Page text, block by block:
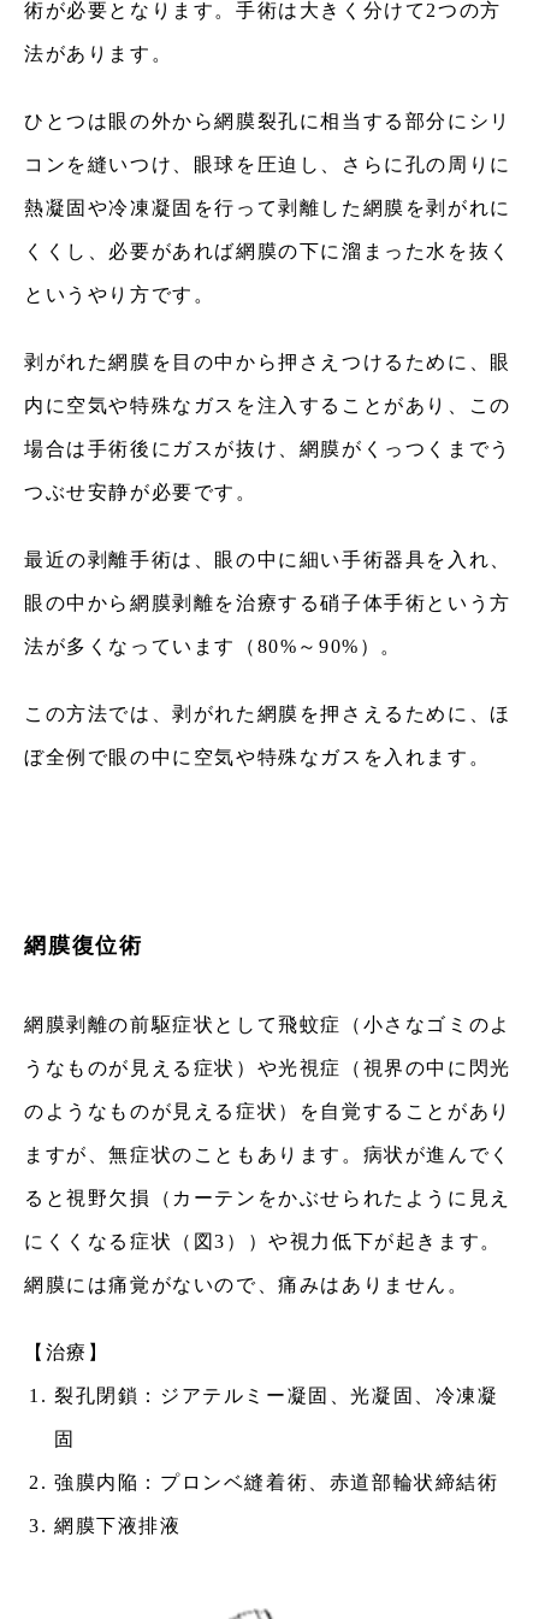
術が必要となります。手術は大きく分けて2つの方
法があります。
ひとつは眼の外から網膜裂孔に相当する部分にシリ
コンを縫いつけ、眼球を圧迫し、さらに孔の周りに
熱凝固や冷凍凝固を行って剥離した網膜を剥がれに
くくし、必要があれば網膜の下に溜まった水を抜く
というやり方です。
剥がれた網膜を目の中から押さえつけるために、眼
内に空気や特殊なガスを注入することがあり、 この
場合は手術後にガスが抜け、網膜がくっつくまでう
つぶせ安静が必要です。
最近の剥離手術は、眼の中に細い手術器具を入れ、
眼の中から網膜剥離を治療する硝子体手術という方
法が多くなっています（80%～90%）。
この方法では、剥がれた網膜を押さえるために、ほ
ぼ全例で眼の中に空気や特殊なガスを入れます。
網膜復位術
網膜剥離の前駆症状として飛蚊症（小さなゴミのよ
うなものが見える症状）や光視症（視界の中に閃光
のようなものが見える症状）を 自覚することがあり
ますが、無症状のこともあります。病状が進んでく
ると視野欠損（カーテンをかぶせられたように見え
にくくなる症状（図3））や視力低下が起きます。
網膜には痛覚がないので、痛みはありません。
治療
裂孔閉鎖：ジアテルミー凝固、光凝固、冷凍凝
固
強膜内陥：プロンベ縫着術、赤道部輪状締結術
網膜下液排液